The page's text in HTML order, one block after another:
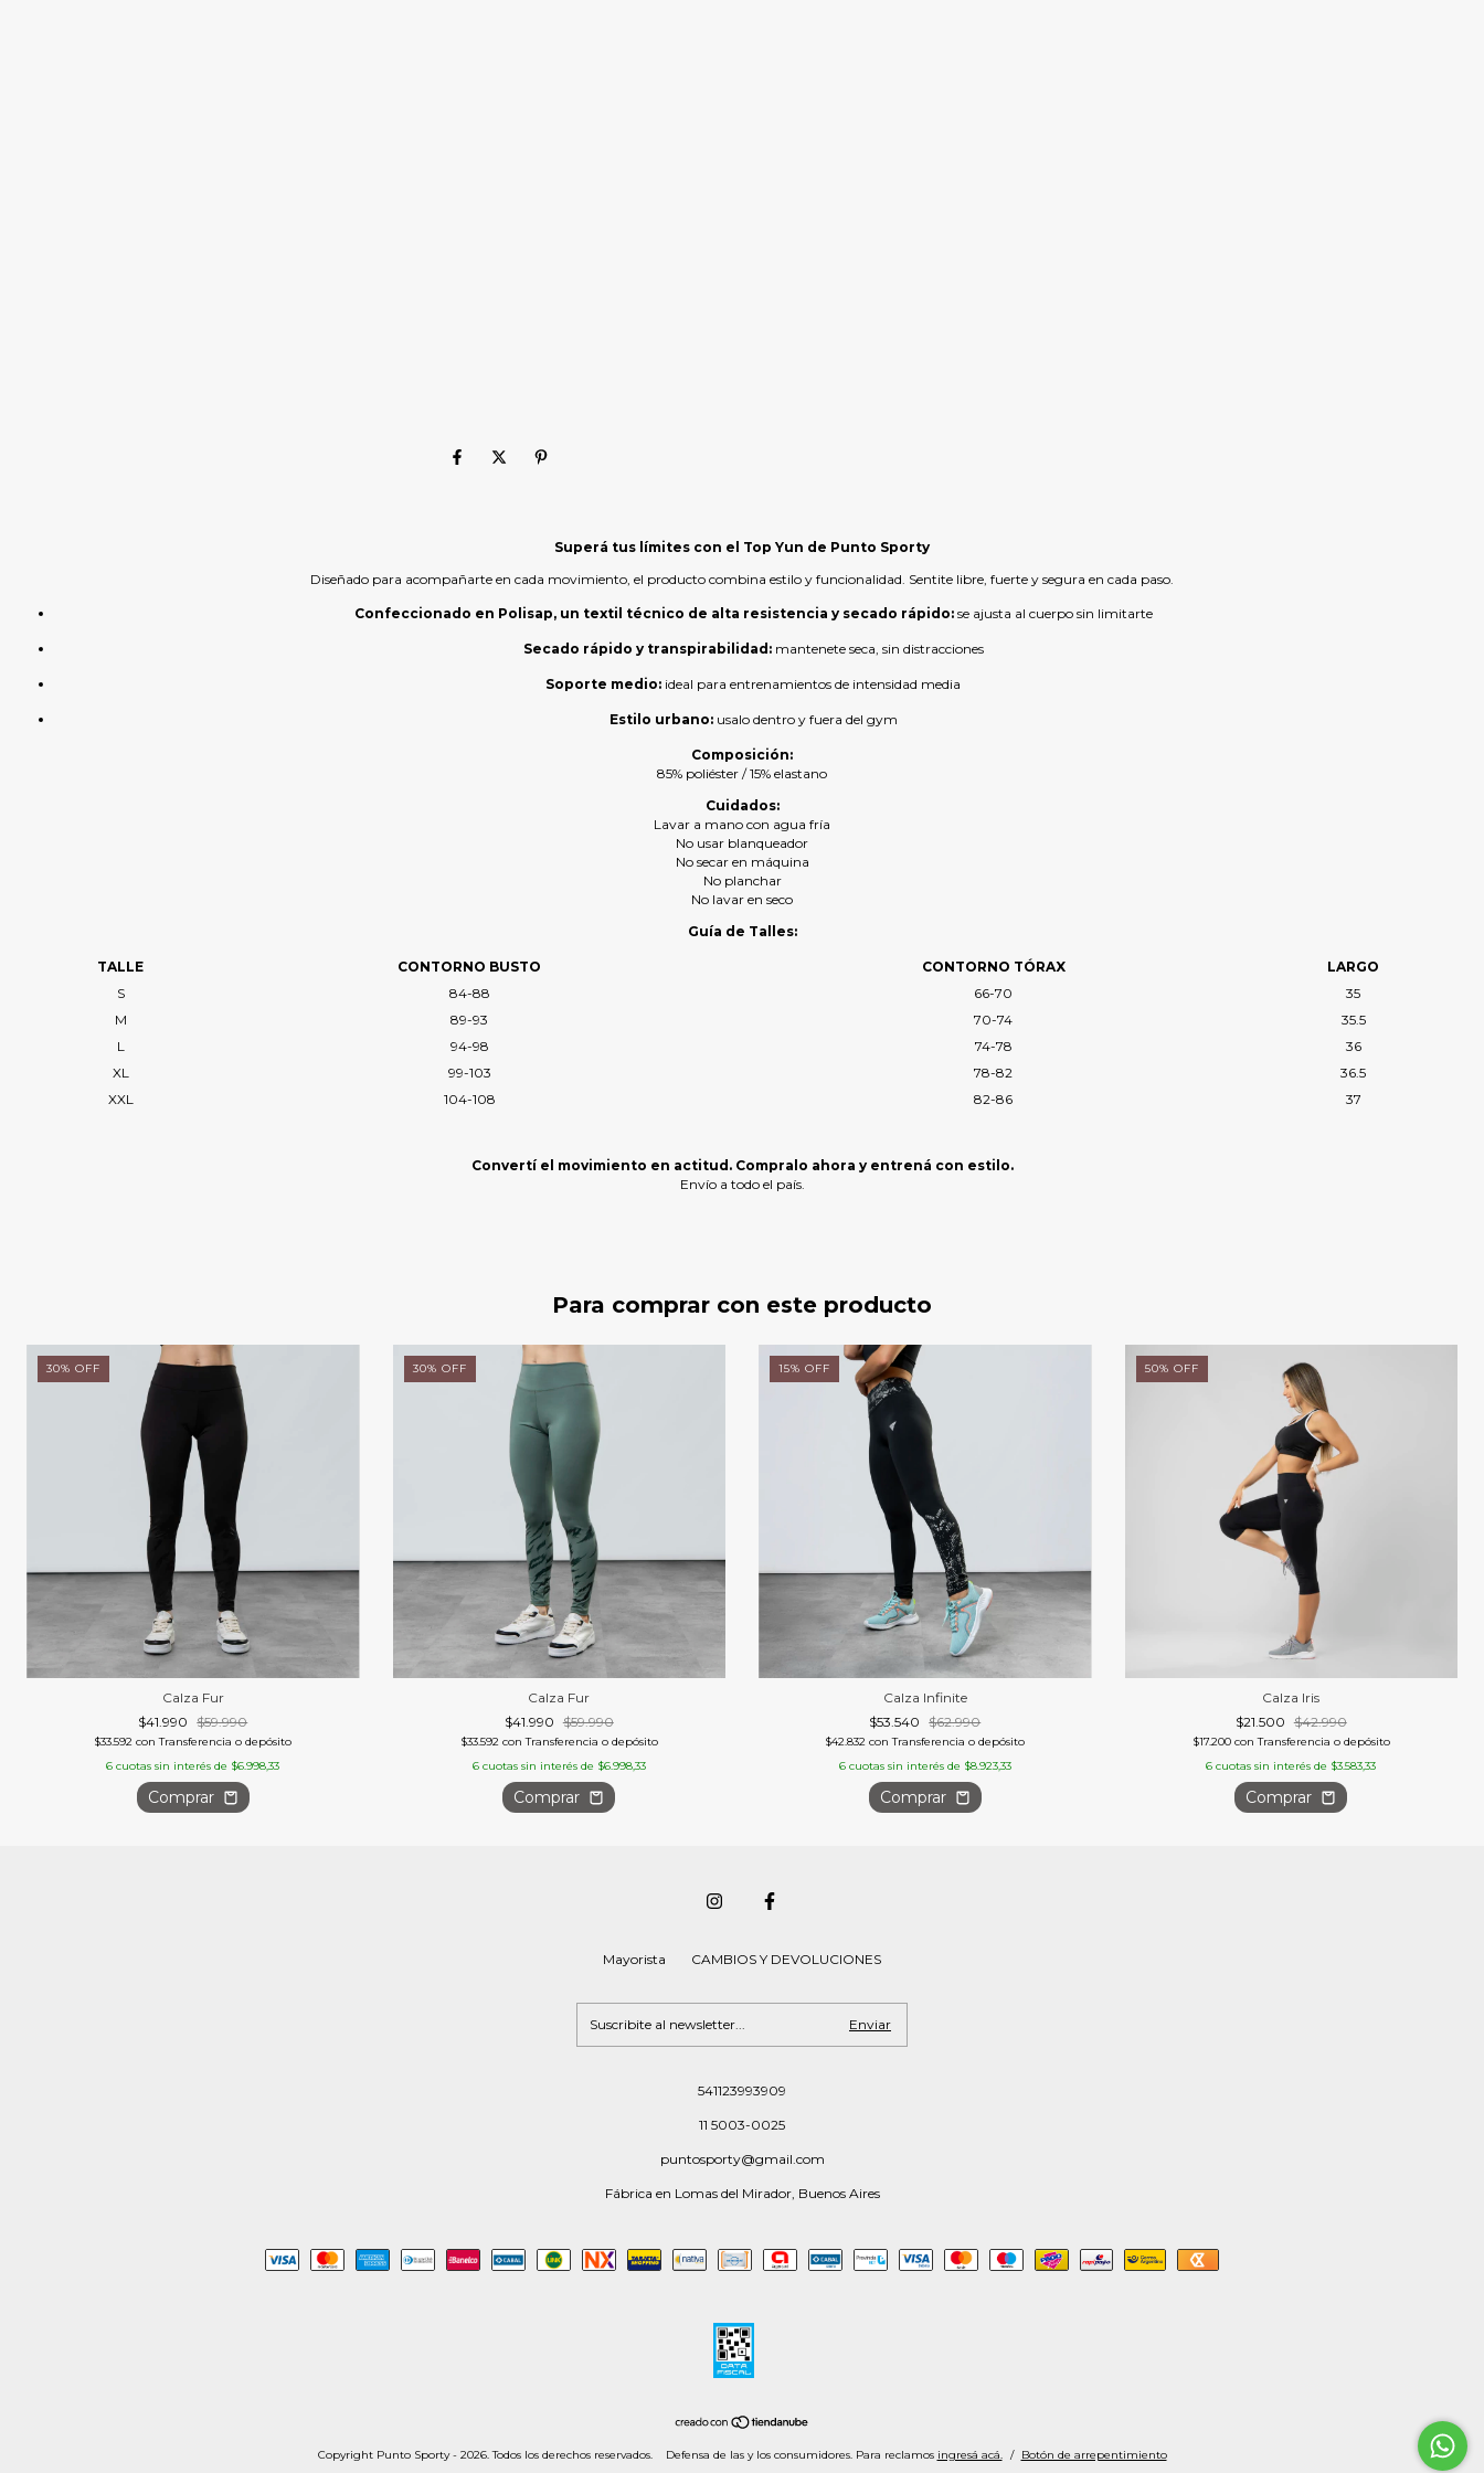
Superá tus límites con el Top Yun de Punto Sporty
Diseñado para acompañarte en cada movimiento, el producto combina estilo y funcionalidad. Sentite libre, fuerte y segura en cada paso.
Confeccionado en Polisap, un textil técnico de alta resistencia y secado rápido:se ajusta al cuerpo sin limitarte
Secado rápido y transpirabilidad:mantenete seca, sin distracciones
Soporte medio: ideal para entrenamientos de intensidad media
Estilo urbano:usalo dentro y fuera del gym
Composición:
85% poliéster / 15% elastano
Cuidados:
Lavar a mano con agua fría
No usar blanqueador
No secar en máquina
No planchar
No lavar en seco
Guía de Talles:
TALLE CONTORNO BUSTO CONTORNO TÓRAX
LARGO
S
84-88 66-70
35
M
89-93 70-74
35.5
L
94-98 74-78
36
XL
99-103 78-82
36.5
XXL
104-108 82-86 37
Convertí el movimiento en actitud. Compralo ahora y entrená con estilo.
Envío a todo el país.
Para comprar con este producto
30% OFF
Calza Fur
$41.990
$59.990
$33.592con Transferencia o depósito
6 cuotas sin interés de $6.998,33
Comprar
30% OFF
Calza Fur
$41.990 $59.990
$33.592 con Transferencia o depósito
6 cuotas sin interés de $6.998,33
Comprar
15% OFF
Calza Infinite
$53.540
$62.990
$42.832con Transferencia o depósito
6 cuotas sin interés de $8.923,33
Comprar
50% OFF
Calza Iris
$21.500 $42.990
$17.200 con Transferencia o depósito
6 cuotas sin interés de $3.583,33
Comprar
Mayorista CAMBIOS Y DEVOLUCIONES
541123993909
11 5003-0025
puntosporty@gmail.com
Fábrica en Lomas del Mirador, Buenos Aires
Copyright Punto Sporty - 2026. Todos los derechos reservados. Defensa de las y los consumidores. Para reclamos ingresá acá. / Botón de arrepentimiento